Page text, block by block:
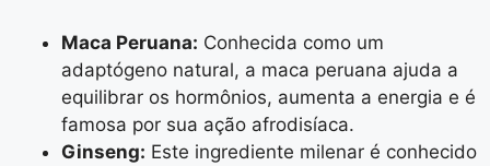
Maca Peruana: Conhecida como um
adaptógeno natural, a maca peruana ajuda a
equilibrar os hormônios, aumenta a energia e é
famosa por sua ação afrodisíaca.
Ginseng: Este ingrediente milenar é conhecido